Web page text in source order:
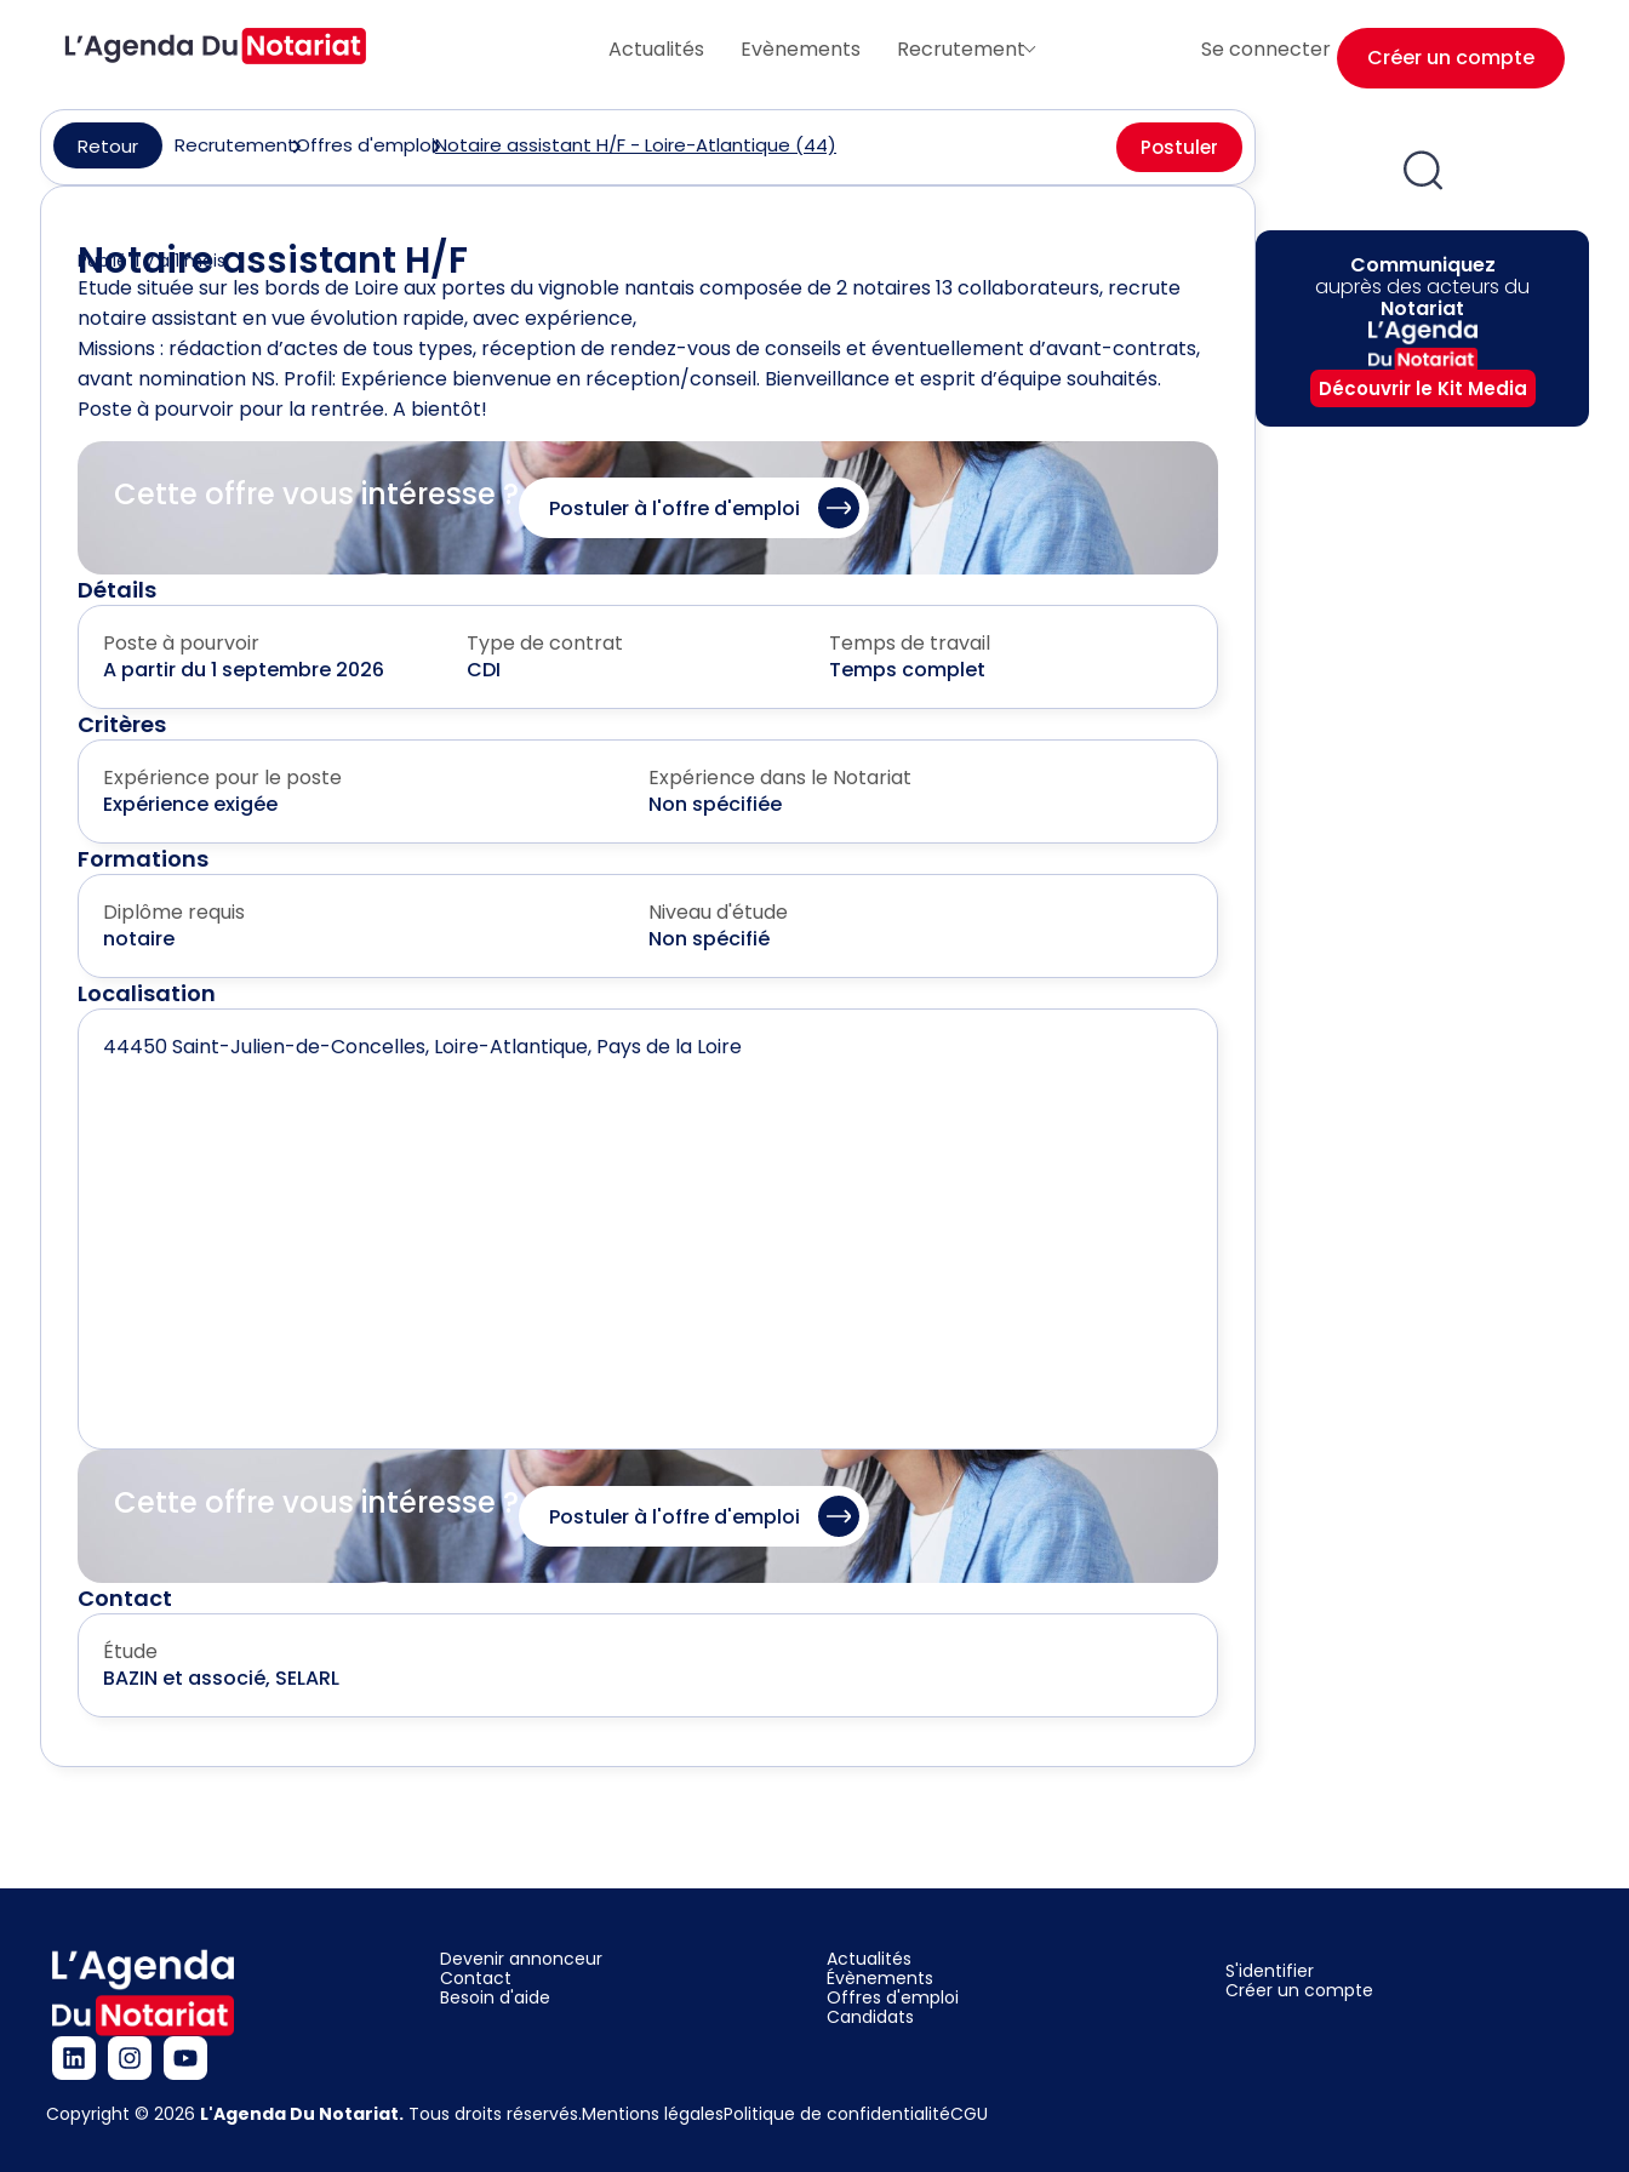
Actualités Evènements Recrutement Se connecter Créer un compte
Retour RecrutementOffres d'emploiNotaire assistant H/F - Loire-Atlantique (44) Postuler
Notaire assistant H/F
Publié il y a 1 mois
Etude située sur les bords de Loire aux portes du vignoble nantais composée de 2 notaires 13 collaborateurs, recrute
notaire assistant en vue évolution rapide, avec expérience,
Missions : rédaction d’actes de tous types, réception de rendez-vous de conseils et éventuellement d’avant-contrats,
avant nomination NS. Profil: Expérience bienvenue en réception/conseil. Bienveillance et esprit d’équipe souhaités.
Poste à pourvoir pour la rentrée. A bientôt!
Cette offre vous intéresse ? Postuler à l'offre d'emploi
Détails
Poste à pourvoir
A partir du 1 septembre 2026
Type de contrat
CDI
Temps de travail
Temps complet
Critères
Expérience pour le poste
Expérience exigée
Expérience dans le Notariat
Non spécifiée
Formations
Diplôme requis
notaire
Niveau d'étude
Non spécifié
Localisation
44450 Saint-Julien-de-Concelles, Loire-Atlantique, Pays de la Loire
Cette offre vous intéresse ? Postuler à l'offre d'emploi
Contact
Étude
BAZIN et associé, SELARL
Communiquez
auprès des acteurs du
Notariat
Découvrir le Kit Media
Devenir annonceur
Contact
Besoin d'aide
Actualités
Évènements
Offres d'emploi
Candidats
S'identifier
Créer un compte
Copyright © 2026 L'Agenda Du Notariat. Tous droits réservés.Mentions légalesPolitique de confidentialitéCGU